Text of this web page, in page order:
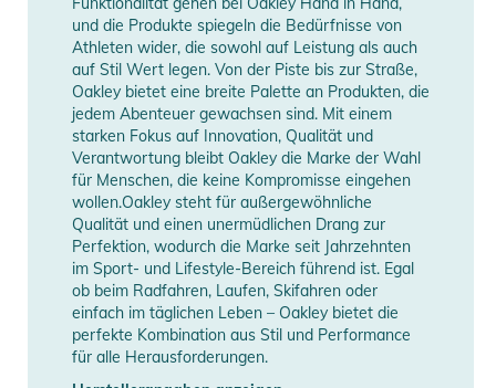
Gebrauchsanweisungen, Sicherheitshinweise und Warnungen
finden Sie direkt am Produkt.
und die Produkte spiegeln die Bedürfnisse von
Athleten wider, die sowohl auf Leistung als auch
auf Stil Wert legen. Von der Piste bis zur Straße,
Oakley bietet eine breite Palette an Produkten, die
jedem Abenteuer gewachsen sind. Mit einem
starken Fokus auf Innovation, Qualität und
Verantwortung bleibt Oakley die Marke der Wahl
für Menschen, die keine Kompromisse eingehen
wollen.Oakley steht für außergewöhnliche
Qualität und einen unermüdlichen Drang zur
Perfektion, wodurch die Marke seit Jahrzehnten
im Sport- und Lifestyle-Bereich führend ist. Egal
ob beim Radfahren, Laufen, Skifahren oder
einfach im täglichen Leben – Oakley bietet die
perfekte Kombination aus Stil und Performance
für alle Herausforderungen.